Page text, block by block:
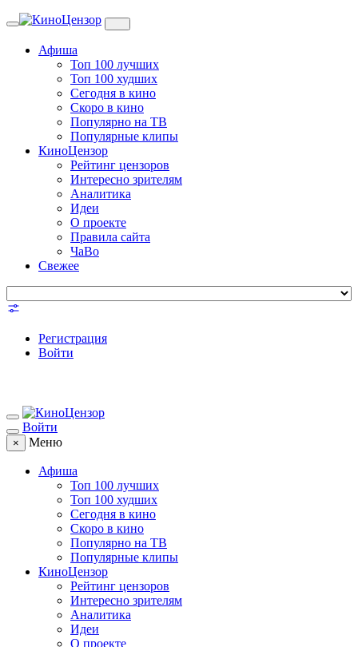
Toggle
Афиша
Топ 100 лучших
Топ 100 худших
Сегодня в кино
Скоро в кино
Популярно на ТВ
Популярные клипы
КиноЦензор
Рейтинг цензоров
Интересно зрителям
Аналитика
Идеи
О проекте
Правила сайта
ЧаВо
Свежее
Регистрация
Войти
Войти
× Меню
Афиша
Топ 100 лучших
Топ 100 худших
Сегодня в кино
Скоро в кино
Популярно на ТВ
Популярные клипы
КиноЦензор
Рейтинг цензоров
Интересно зрителям
Аналитика
Идеи
О проекте